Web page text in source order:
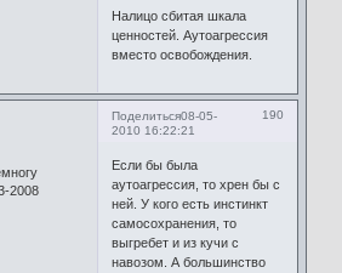
Налицо сбитая шкала
ценностей. Аутоагрессия
вместо освобождения.
Поделиться 190
08-05-
2010 16:22:21
2008
Если бы была
аутоагрессия, то хрен бы с
ней. У кого есть инстинкт
самосохранения, то
выгребет и из кучи с
навозом. А большинство